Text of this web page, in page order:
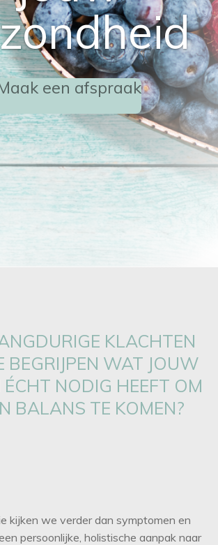
een afspraak
KLACHTEN
BEGRIJPEN WAT JOUW
NODIG HEEFT OM
BALANS TE KOMEN?
kijken we verder dan symptomen en
persoonlijke, holistische aanpak naar